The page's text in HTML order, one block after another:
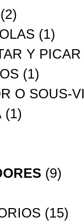
(2)
(1)
Y PICAR
(1)
O SOUS-
(1)
(9)
(15)